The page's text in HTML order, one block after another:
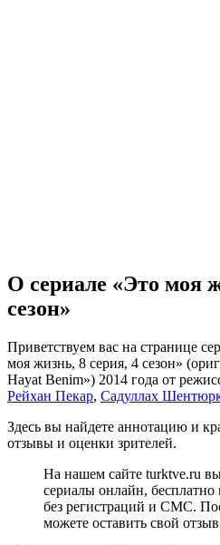
О сериале «Это моя
сезон»
Приветствуем вас на странице
моя жизнь, 8 серия, 4 сезон»
Hayat Benim») 2014 года от
Рейхан Пекар, Садуллах
Здесь вы найдете аннотацию и
отзывы и оценки зрителей.
На нашем сайте turktve.ru
сериалы онлайн, бесплатно
без регистраций и СМС.
можете оставить свой